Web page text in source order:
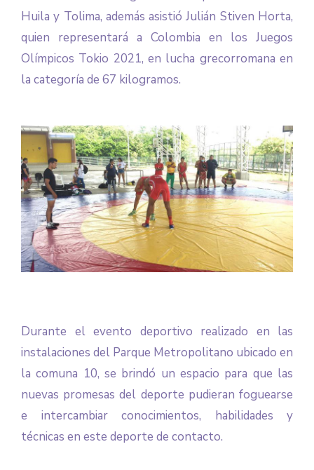
Huila y Tolima, además asistió Julián Stiven Horta,
quien representará a Colombia en los Juegos
Olímpicos Tokio 2021, en lucha grecorromana en
la categoría de 67 kilogramos.
Durante el evento deportivo realizado en las
instalaciones del Parque Metropolitano ubicado en
la comuna 10, se brindó un espacio para que las
nuevas promesas del deporte pudieran foguearse
e intercambiar conocimientos, habilidades y
técnicas en este deporte de contacto.